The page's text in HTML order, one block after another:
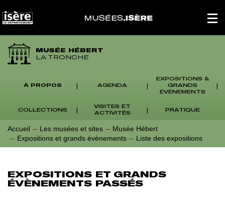
le
MUSÉE HÉBERT
LA TRONCHE
À PROPOS AGENDA
EXPOSITIONS &
GRANDS
ÉVÈNEMENTS
COLLECTIONS
VISITES ET
ACTIVITÉS
PRATIQUE
Accueil Les musées et sites
Musée Hébert
Expositions et grands évènements
Liste des expositions
EXPOSITIONS ET GRANDS
ÉVÈNEMENTS PASSÉS